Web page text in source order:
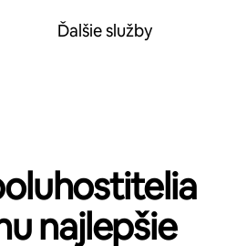
Ďalšie služby
najlepšie